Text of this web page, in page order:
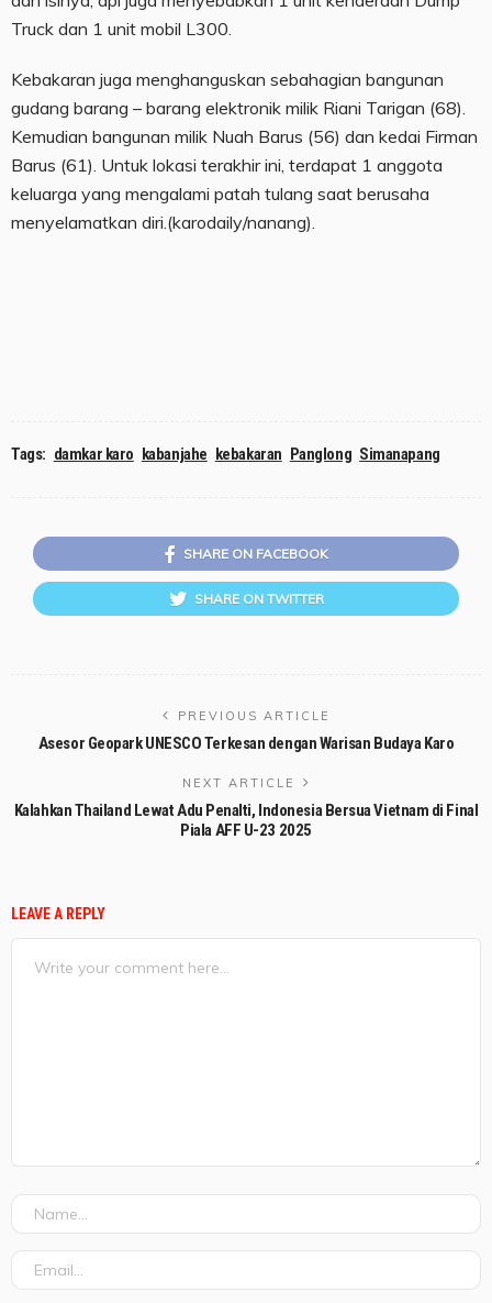
Truck dan 1 unit mobil L300.
Kebakaran juga menghanguskan sebahagian bangunan
gudang barang – barang elektronik milik Riani Tarigan (68).
Kemudian bangunan milik Nuah Barus (56) dan kedai Firman
Barus (61). Untuk lokasi terakhir ini, terdapat 1 anggota
keluarga yang mengalami patah tulang saat berusaha
menyelamatkan diri.(karodaily/nanang).
Tags: damkar karo kabanjahe kebakaran Panglong Simanapang
SHARE ON FACEBOOK
SHARE ON TWITTER
PREVIOUS ARTICLE
Asesor Geopark UNESCO Terkesan dengan Warisan Budaya Karo
NEXT ARTICLE
Kalahkan Thailand Lewat Adu Penalti, Indonesia Bersua Vietnam di Final
Piala AFF U-23 2025
LEAVE A REPLY